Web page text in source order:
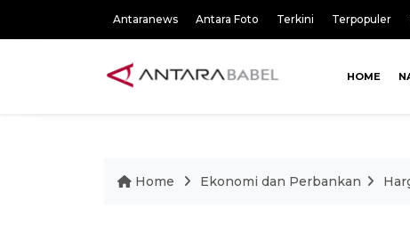
Antaranews Antara Foto Terkini Terpopuler
HOME
Home Ekonomi dan Perbankan